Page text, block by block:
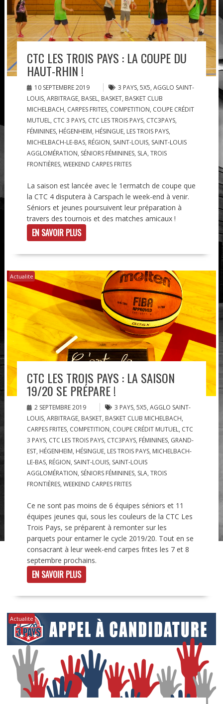
CTC LES TROIS PAYS : LA COUPE DU
HAUT-RHIN !
10 SEPTEMBRE 2019 3 PAYS, 5X5, AGGLO SAINT-
LOUIS, ARBITRAGE, BASEL, BASKET, BASKET CLUB
MICHELBACH, CARPES FRITES, COMPETITION, COUPE CRÉDIT
MUTUEL, CTC 3 PAYS, CTC LES TROIS PAYS, CTC3PAYS,
FÉMININES, HÉGENHEIM, HÉSINGUE, LES TROIS PAYS,
MICHELBACH-LE-BAS, RÉGION, SAINT-LOUIS, SAINT-LOUIS
AGGLOMÉRATION, SÉNIORS FÉMININES, SLA, TROIS
FRONTIÈRES, WEEKEND CARPES FRITES
La saison est lancée avec le 1ermatch de coupe que
la CTC 4 disputera à Carspach le week-end à venir.
Séniors et jeunes poursuivent leur préparation à
travers des tournois et des matches amicaux !
EN SAVOIR PLUS
Actualite
CTC LES TROIS PAYS : LA SAISON
19/20 SE PRÉPARE !
2 SEPTEMBRE 2019 3 PAYS, 5X5, AGGLO SAINT-
LOUIS, ARBITRAGE, BASKET, BASKET CLUB MICHELBACH,
CARPES FRITES, COMPETITION, COUPE CRÉDIT MUTUEL, CTC
3 PAYS, CTC LES TROIS PAYS, CTC3PAYS, FÉMININES, GRAND-
EST, HÉGENHEIM, HÉSINGUE, LES TROIS PAYS, MICHELBACH-
LE-BAS, RÉGION, SAINT-LOUIS, SAINT-LOUIS
AGGLOMÉRATION, SÉNIORS FÉMININES, SLA, TROIS
FRONTIÈRES, WEEKEND CARPES FRITES
Ce ne sont pas moins de 6 équipes séniors et 11
équipes jeunes qui, sous les couleurs de la CTC Les
Trois Pays, se préparent à remonter sur les
parquets pour entamer le cycle 2019/20. Tout en se
consacrant à leur week-end carpes frites les 7 et 8
septembre prochains.
EN SAVOIR PLUS
Actualite